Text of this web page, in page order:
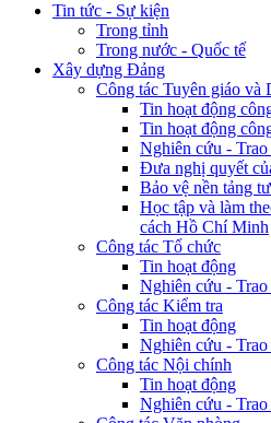
Tin tức - Sự kiện
Trong tỉnh
Trong nước - Quốc tế
Xây dựng Đảng
Công tác Tuyên giáo và
Tin hoạt động
Tin hoạt động
Nghiên cứu - Trao
Đưa nghị quyết
Bảo vệ nền tảng
Học tập và làm
cách Hồ Chí Minh
Công tác Tổ chức
Tin hoạt động
Nghiên cứu - Trao
Công tác Kiểm tra
Tin hoạt động
Nghiên cứu - Trao
Công tác Nội chính
Tin hoạt động
Nghiên cứu - Trao